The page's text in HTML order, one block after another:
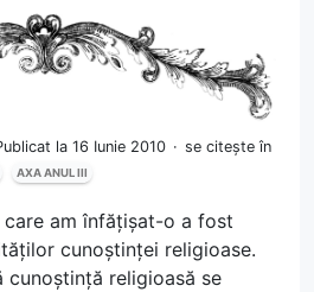
la 16 Iunie 2010
se citește în
AXA ANUL III
am înfățișat-o a fost
cunoștinței religioase.
cunoștință religioasă se